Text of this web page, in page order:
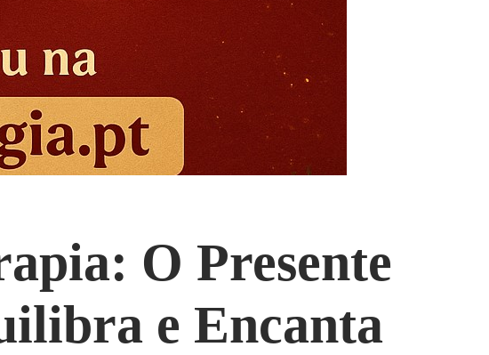
O Presente
e Encanta